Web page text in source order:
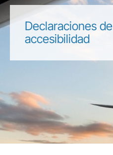
Declaraciones de
accesibilidad